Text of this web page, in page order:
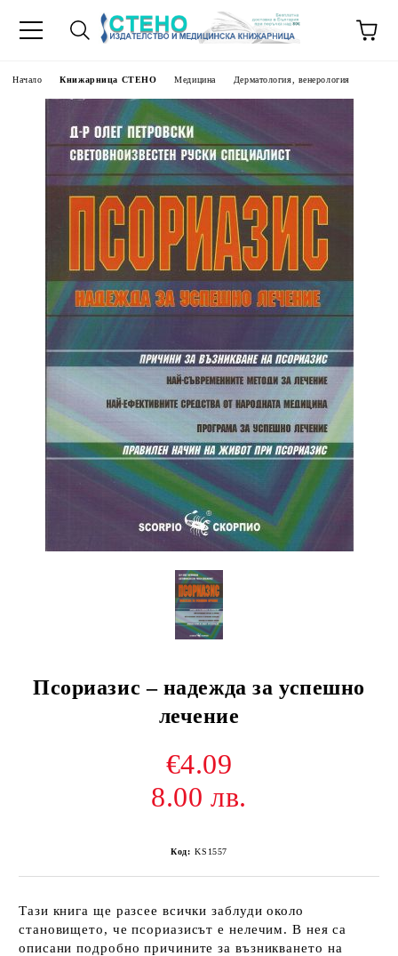
Начало Книжарница СТЕНО Медицина Дерматология, венерология
Псориазис – надежда за успешно
лечение
€4.09
8.00 лв.
Код: KS1557
Тази книга ще разсее всички заблуди около
становището, че псориазисът е нелечим. В нея са
описани подробно причините за възникването на